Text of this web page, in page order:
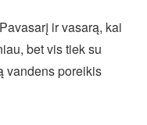
ir vasarą, kai
bet vis tiek su
vandens poreikis